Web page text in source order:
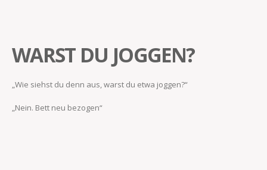
WARST DU JOGGEN?
„Wie siehst du denn aus, warst du etwa joggen?“
„Nein. Bett neu bezogen“